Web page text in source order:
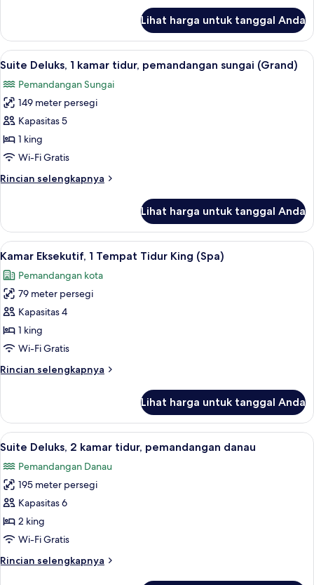
(Grand)
Suite
Deluks,
1
tidur,
pemandangan
(Grand)
Lihat harga untuk tanggal Anda
Lihat
semua
foto
untuk
Suite
Deluks,
1
tidur,
(Grand)
8
Suite Deluks, 1 kamar tidur, pemandangan sungai (Grand)
Pemandangan Sungai
149 meter persegi
Kapasitas 5
1 king
Wi-Fi Gratis
Rincian selengkapnya
Rincian
Suite
Deluks,
1
tidur,
pemandangan
(Grand)
Lihat harga untuk tanggal Anda
Lihat
semua
foto
untuk
Kamar
Eksekutif,
1
Tidur
Seprai premium, selimut bulu
5
Kamar Eksekutif, 1 Tempat Tidur King (Spa)
Pemandangan kota
79 meter persegi
Kapasitas 4
1 king
Wi-Fi Gratis
Rincian selengkapnya
Rincian
Kamar
Eksekutif,
1
Tidur
King
Lihat harga untuk tanggal Anda
Lihat
semua
foto
untuk
Suite
Deluks,
2
tidur,
8
Suite Deluks, 2 kamar tidur, pemandangan danau
Pemandangan Danau
195 meter persegi
Kapasitas 6
2 king
Wi-Fi Gratis
Rincian selengkapnya
Rincian